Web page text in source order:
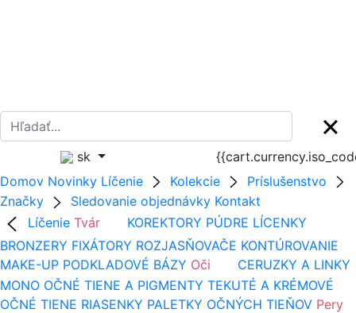
sk
Domov Novinky Líčenie Kolekcie
Príslušenstvo
Značky
Sledovanie objednávky Kontakt
Líčenie Tvár KOREKTORY PÚDRE LÍCENKY
BRONZERY FIXÁTORY ROZJASŇOVAČE KONTÚROVANIE
MAKE-UP PODKLADOVÉ BÁZY Oči
CERUZKY A LINKY
MONO OČNÉ TIENE A PIGMENTY TEKUTÉ A KRÉMOVÉ
OČNÉ TIENE RIASENKY PALETKY OČNÝCH TIEŇOV Pery